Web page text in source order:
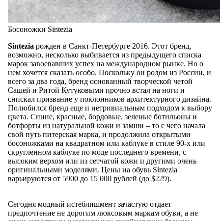
Босоножки Sintezia
Sintezia рожден в Санкт-Петербурге 2016. Этот бренд,
возможно, несколько выбивается из предыдущего списка
марок завоевавших успех на международном рынке. Но о
нем хочется сказать особо. Поскольку он родом из России, и
всего за два года, бренд основанный творческой четой
Сашей и Ритой Кутуковыми прочно встал на ноги и
снискал призвание у поклонников архитектурного дизайна.
Полюбился бренд еще и нетривиальным подходом к выбору
цвета. Синие, красные, бордовые, зеленые ботильоны и
ботфорты из натуральной кожи и замши – то с чего начала
свой путь питерская марка, и продолжила открытыми
босоножками на квадратном или каблуке в стиле 90-х или
скругленном каблуке по моде последнего времени, с
высоким верхом или из сетчатой кожи и другими очень
оригинальными моделями. Цены на обувь Sintezia
варьируются от 5900 до 15 000 рублей (до $229).
Сегодня модный истеблишмент зачастую отдает
предпочтение не дорогим люксовым маркам обуви, а не